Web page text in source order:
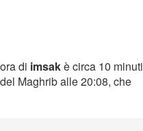
di imsakè circa 10 minuti
Maghrib alle 20:08, che